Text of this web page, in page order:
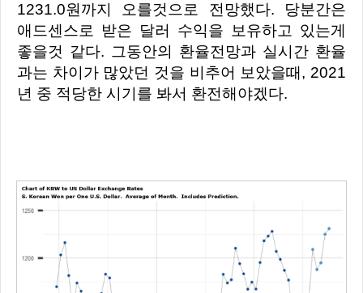
1231.0원까지 오를것으로 전망했다. 당분간은
애드센스로 받은 달러 수익을 보유하고 있는게
좋을것 같다. 그동안의 환율전망과 실시간 환율
과는 차이가 많았던 것을 비추어 보았을때, 2021
년 중 적당한 시기를 봐서 환전해야겠다.